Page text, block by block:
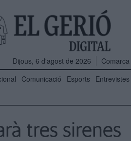
Dijous, 6 d'agost de 2026
Comarca
Comunicació Esports Entrevistes
tres sirenes